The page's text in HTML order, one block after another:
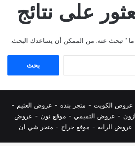
على نتائج
ما ’ تبحث عنه. من الممكن أن يساعدك البحث.
عروض الكويت - متجر بنده - عروض العثيم -
- عروض التميمي - موقع نون - عروض
عروض الراية - موقع حراج - متجر شي ان